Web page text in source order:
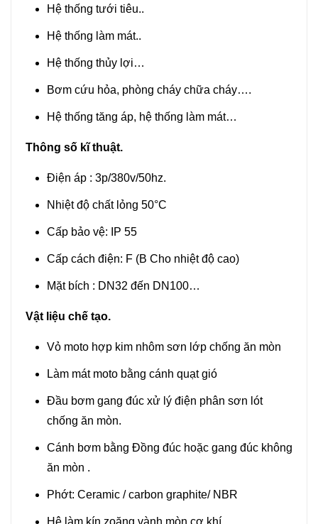
Hệ thống tưới tiêu..
Hệ thống làm mát..
Hệ thống thủy lợi…
Bơm cứu hỏa, phòng cháy chữa cháy….
Hệ thống tăng áp, hệ thống làm mát…
Thông số kĩ thuật.
Điện áp : 3p/380v/50hz.
Nhiệt độ chất lỏng 50°C
Cấp bảo vệ: IP 55
Cấp cách điện: F (B Cho nhiệt độ cao)
Mặt bích : DN32 đến DN100…
Vật liệu chế tạo.
Vỏ moto hợp kim nhôm sơn lớp chống ăn mòn
Làm mát moto bằng cánh quạt gió
Đầu bơm gang đúc xử lý điện phân sơn lót
chống ăn mòn.
Cánh bơm bằng Đồng đúc hoặc gang đúc không
ăn mòn .
Phớt: Ceramic / carbon graphite/ NBR
Hệ làm kín zoăng vành mòn cơ khí